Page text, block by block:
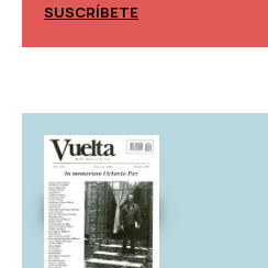
SUSCRÍBETE